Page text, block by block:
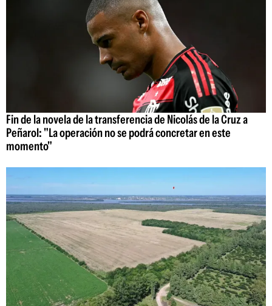
Fin de la novela de la transferencia de Nicolás de la Cruz a
Peñarol: "La operación no se podrá concretar en este
momento"